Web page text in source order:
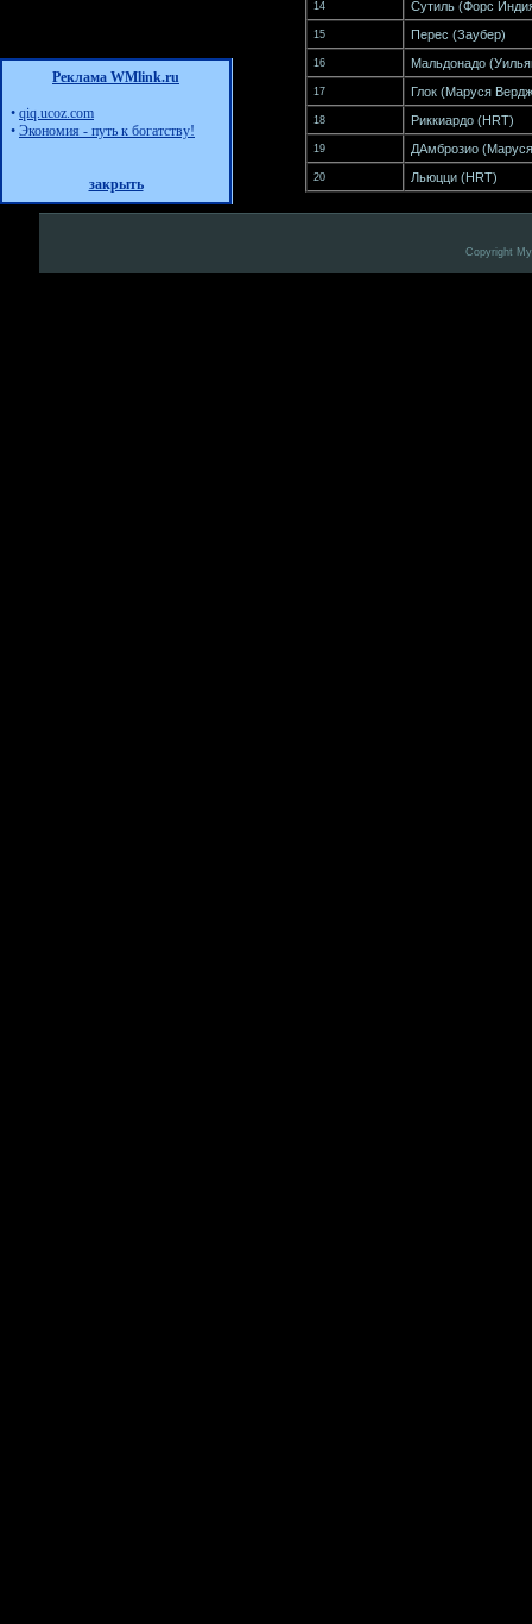
14 Сутиль (Форс
15 Перес (Заубер)
16 Мальдонадо (
17 Глок (Маруся
18 Риккиардо (HRT)
19 ДАмброзио (
20 Льюцци (HRT)
Реклама WMlink.ru
• qiq.ucoz.com
• Экономия - путь к богатству!
закрыть
Copyright